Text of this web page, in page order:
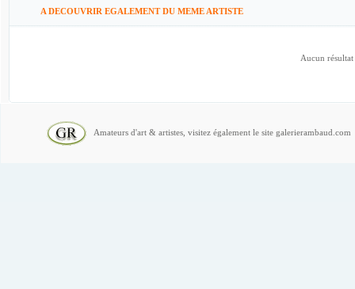
A DECOUVRIR EGALEMENT DU MEME ARTISTE
Aucun
Amateurs d'art & artistes, visitez également le site galerierambaud.com